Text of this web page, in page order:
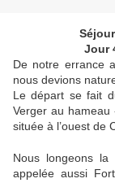
Jour
De notre errance
nous devions
Le départ se fait
Verger au
située à l’ouest de
Nous longeons la
appelée aussi